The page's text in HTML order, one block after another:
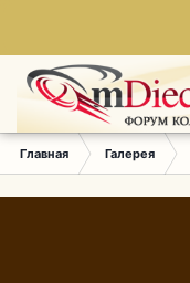
Главная Галерея